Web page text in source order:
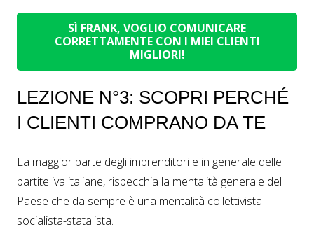
SÌ FRANK, VOGLIO COMUNICARE
CORRETTAMENTE CON I MIEI CLIENTI
MIGLIORI!
LEZIONE N°3: SCOPRI PERCHÉ
I CLIENTI COMPRANO DA TE
La maggior parte degli imprenditori e in generale delle
partite iva italiane, rispecchia la mentalità generale del
Paese che da sempre è una mentalità collettivista-
socialista-statalista.